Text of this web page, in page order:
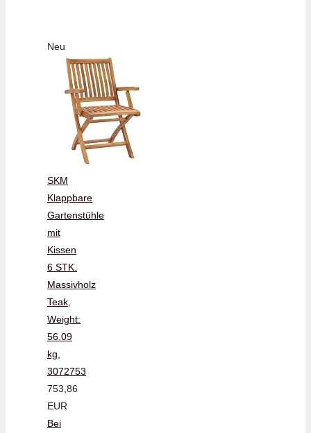
Neu
SKM
Klappbare
Gartenstühle
mit
Kissen
6 STK.
Massivholz
Teak,
Weight:
56.09
kg,
3072753
753,86
EUR
Bei